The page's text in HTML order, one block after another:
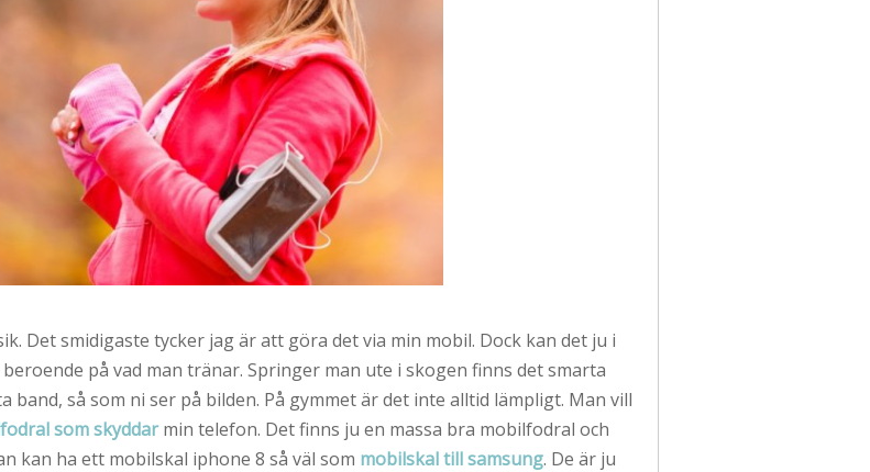
Det smidigaste tycker jag är att göra det via min mobil. Dock kan det ju i
på vad man tränar. Springer man ute i skogen finns det smarta
så som ni ser på bilden. På gymmet är det inte alltid lämpligt. Man vill
som skyddarmin telefon. Det finns ju en massa bra mobilfodral och
kan ha ett mobilskal iphone 8 så väl som mobilskal till samsung. De är ju